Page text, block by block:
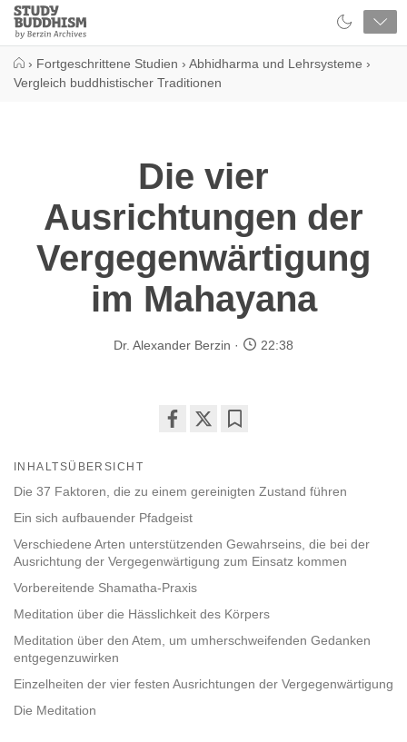
Close
Study
Buddhism
› Fortgeschrittene Studien › Abhidharma und Lehrsysteme ›
Vergleich buddhistischer Traditionen
Die vier
Ausrichtungen der
Vergegenwärtigung
im Mahayana
Dr. Alexander Berzin 22:38
facebook
INHALTSÜBERSICHT
Die 37 Faktoren, die zu einem gereinigten Zustand führen
Ein sich aufbauender Pfadgeist
Verschiedene Arten unterstützenden Gewahrseins, die bei der
Ausrichtung der Vergegenwärtigung zum Einsatz kommen
Vorbereitende Shamatha-Praxis
Meditation über die Hässlichkeit des Körpers
Meditation über den Atem, um umherschweifenden Gedanken
entgegenzuwirken
Einzelheiten der vier festen Ausrichtungen der Vergegenwärtigung
Die Meditation